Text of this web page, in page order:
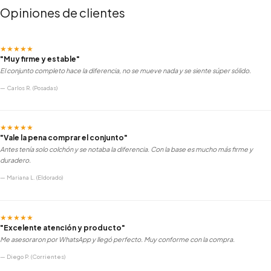
Opiniones de clientes
★★★★★
"Muy firme y estable"
El conjunto completo hace la diferencia, no se mueve nada y se siente súper sólido.
— Carlos R. (Posadas)
★★★★★
"Vale la pena comprar el conjunto"
Antes tenía solo colchón y se notaba la diferencia. Con la base es mucho más firme y
duradero.
— Mariana L. (Eldorado)
★★★★★
"Excelente atención y producto"
Me asesoraron por WhatsApp y llegó perfecto. Muy conforme con la compra.
— Diego P. (Corrientes)